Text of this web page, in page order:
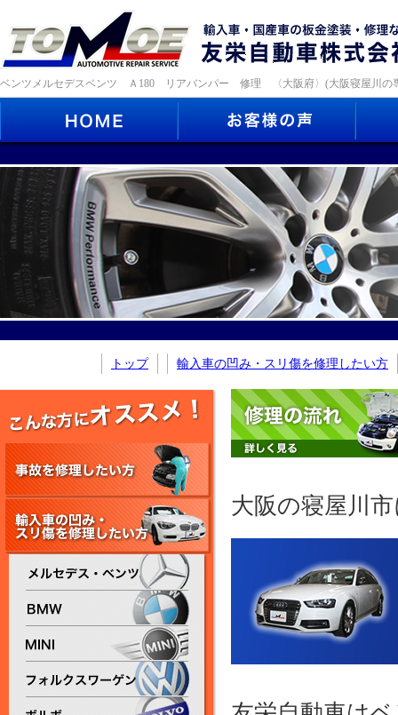
ベンツメルセデスベンツ Ａ180 リアバンパー 修理 〈大阪府〉(大阪寝屋川の
トップ 輸入車の凹み・スリ傷を修理したい方
大阪の寝屋川